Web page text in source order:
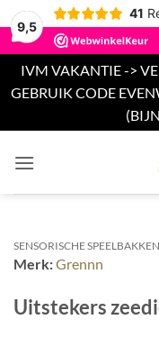
9,5
41
IVM VAKANTIE ->
GEBRUIK CODE
naar
SENSORISCHE SPEELBAKKEN
Merk:Grennn
Uitstekers